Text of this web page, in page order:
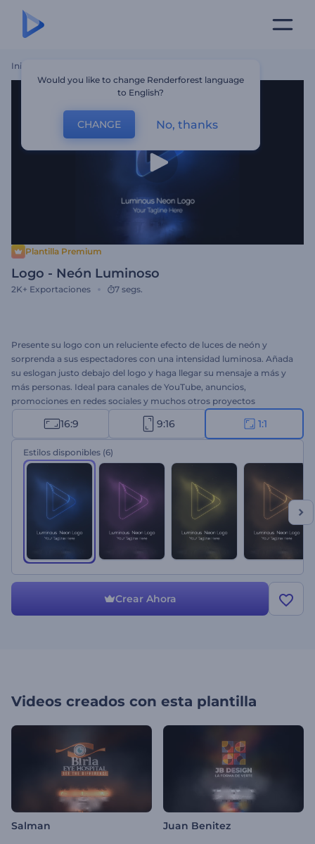
Inicio
Plantilla Premium
Logo - Neón Luminoso
2K+ Exportaciones 7 segs.
Presente su logo con un reluciente efecto de luces de neón y
sorprenda a sus espectadores con una intensidad luminosa. Añada
su eslogan justo debajo del logo y haga llegar su mensaje a más y
más personas. Ideal para canales de YouTube, anuncios,
promociones en redes sociales y muchos otros proyectos
creativos. ¡Pruebe esta plantilla!
16:9 9:16 1:1
Estilos disponibles (6)
Crear Ahora
Videos creados con esta plantilla
Salman Juan Benitez
Would you like to change Renderforest language
to English?
CHANGE No, thanks